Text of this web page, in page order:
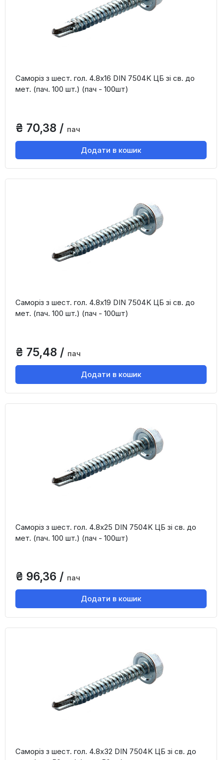
Саморіз з шест. гол. 4.8х16 DIN 7504K ЦБ зі св. до
мет. (пач. 100 шт.) (пач - 100шт)
₴ 70,38 / пач
Додати в кошик
Саморіз з шест. гол. 4.8х19 DIN 7504K ЦБ зі св. до
мет. (пач. 100 шт.) (пач - 100шт)
₴ 75,48 / пач
Додати в кошик
Саморіз з шест. гол. 4.8х25 DIN 7504K ЦБ зі св. до
мет. (пач. 100 шт.) (пач - 100шт)
₴ 96,36 / пач
Додати в кошик
Саморіз з шест. гол. 4.8х32 DIN 7504K ЦБ зі св. до